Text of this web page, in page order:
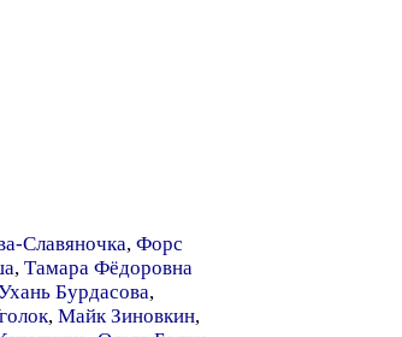
Славяночка, Форс
, Тамара Фёдоровна
Бурдасова,
, Майк Зиновкин,